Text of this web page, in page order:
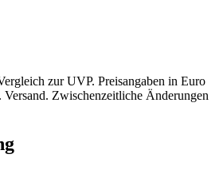
zur UVP. Preisangaben in Euro
Zwischenzeitliche Änderungen